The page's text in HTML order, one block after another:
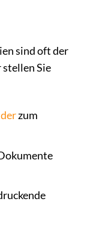
sind oft der
Sie
zum